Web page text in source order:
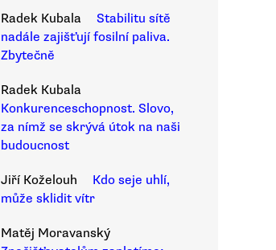
Radek Kubala
Stabilitu sítě
nadále zajišťují fosilní paliva.
Zbytečně
Radek Kubala
Konkurenceschopnost. Slovo,
za nímž se skrývá útok na naši
budoucnost
Jiří Koželouh
Kdo seje uhlí,
může sklidit vítr
Matěj Moravanský